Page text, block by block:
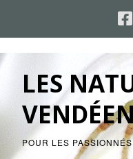
LES
POUR LES